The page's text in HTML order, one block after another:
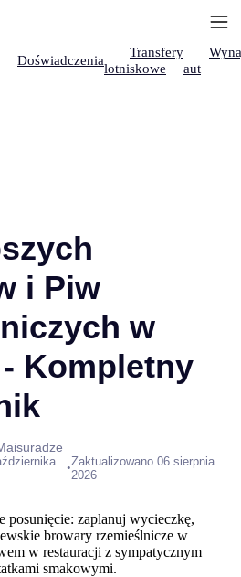
Doświadczenia
Transfery
lotniskowe
aut
i Piw
w
Kompletny
•Zaktualizowano 06 sierpnia
2026
posunięcie: zaplanuj wycieczkę,
browary rzemieślnicze w
w restauracji z sympatycznym
smakowymi.